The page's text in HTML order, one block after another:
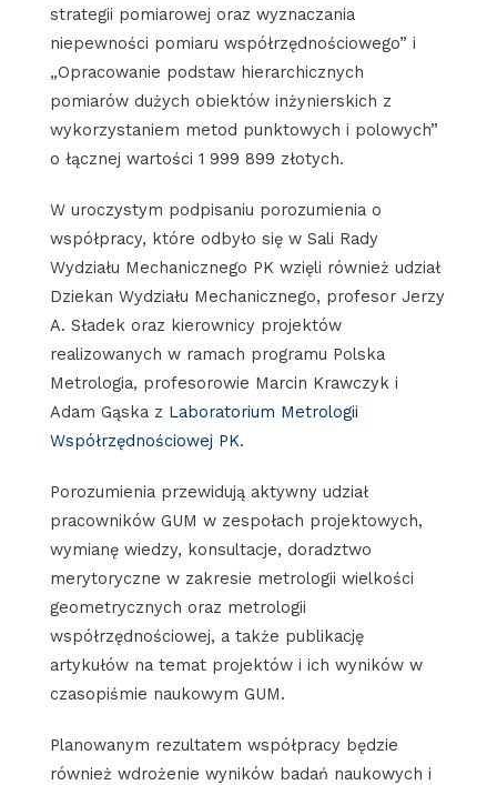
strategii pomiarowej oraz wyznaczania
niepewności pomiaru współrzędnościowego” i
„Opracowanie podstaw hierarchicznych
pomiarów dużych obiektów inżynierskich z
wykorzystaniem metod punktowych i polowych”
o łącznej wartości 1 999 899 złotych.
W uroczystym podpisaniu porozumienia o
współpracy, które odbyło się w Sali Rady
Wydziału Mechanicznego PK wzięli również udział
Dziekan Wydziału Mechanicznego, profesor Jerzy
A. Sładek oraz kierownicy projektów
realizowanych w ramach programu Polska
Metrologia, profesorowie Marcin Krawczyk i
Adam Gąska z Laboratorium Metrologii
Współrzędnościowej PK.
Porozumienia przewidują aktywny udział
pracowników GUM w zespołach projektowych,
wymianę wiedzy, konsultacje, doradztwo
merytoryczne w zakresie metrologii wielkości
geometrycznych oraz metrologii
współrzędnościowej, a także publikację
artykułów na temat projektów i ich wyników w
czasopiśmie naukowym GUM.
Planowanym rezultatem współpracy będzie
również wdrożenie wyników badań naukowych i